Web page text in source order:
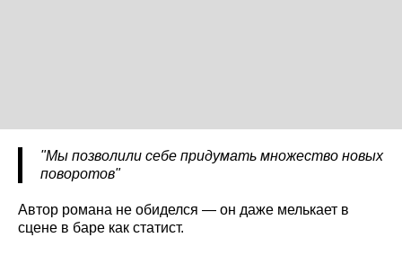
"Мы позволили себе придумать множество новых
поворотов"
Автор романа не обиделся — он даже мелькает в
сцене в баре как статист.